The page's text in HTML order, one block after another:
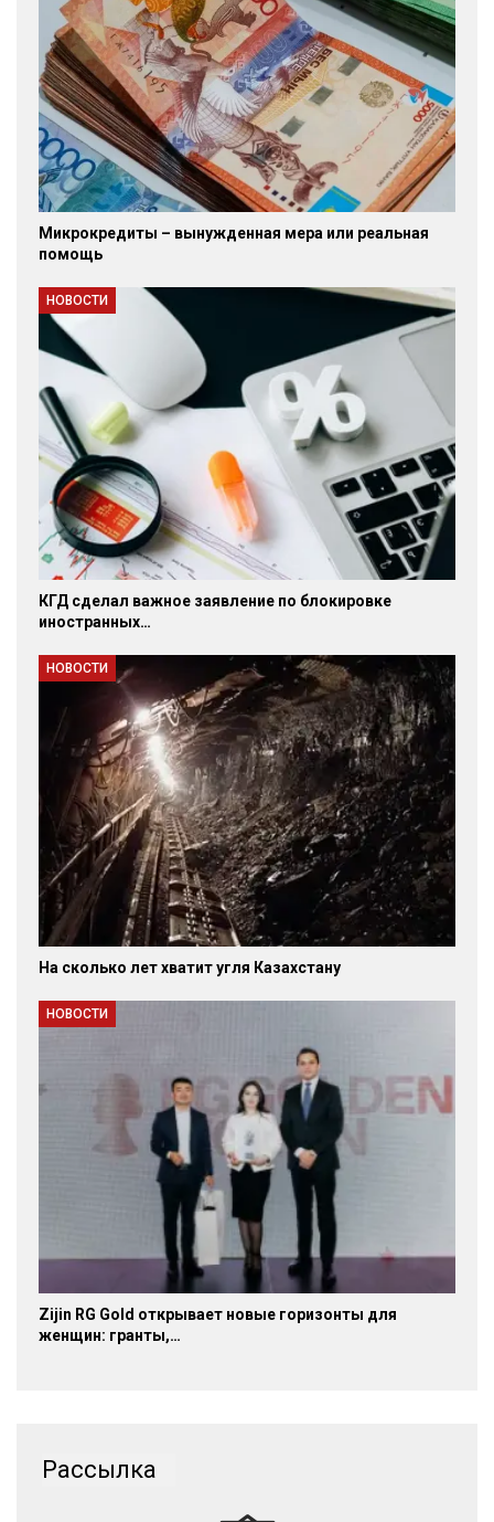
Микрокредиты – вынужденная мера или реальная
помощь
НОВОСТИ
КГД сделал важное заявление по блокировке
иностранных…
НОВОСТИ
На сколько лет хватит угля Казахстану
НОВОСТИ
Zijin RG Gold открывает новые горизонты для
женщин: гранты,…
Рассылка